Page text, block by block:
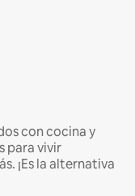
con cocina y
para vivir
¡Es la alternativa